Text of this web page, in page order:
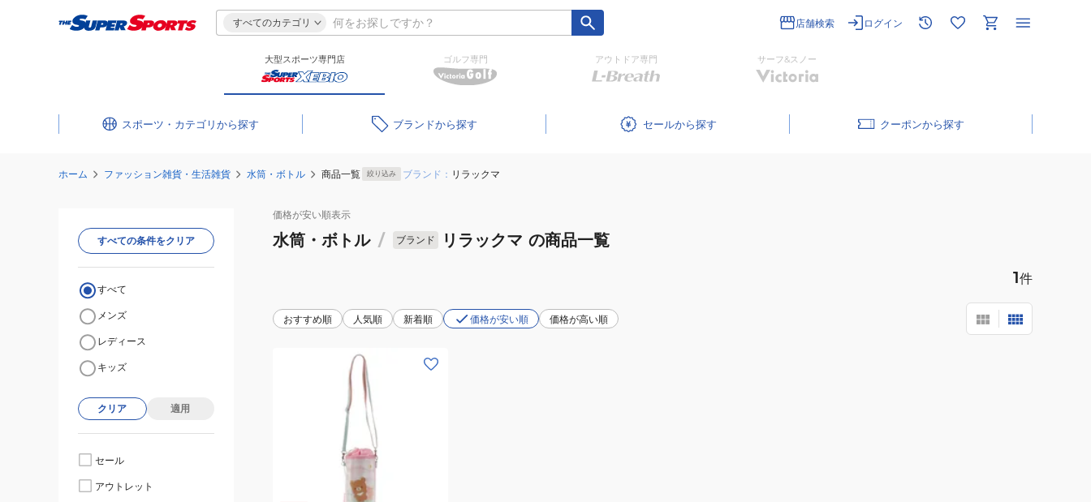
すべてのカテゴリ 店舗検索 ログイン
大型スポーツ専門店 ゴルフ専門 アウトドア専門 サーフ&スノー
スポーツ・カテゴリ ブランド セール クーポン
ホーム ファッション雑貨・生活雑貨 水筒・ボトル 商品一覧 絞り込み ブランド： リラックマ
価格が安い順表示
水筒・ボトル / ブランド リラックマ の商品一覧
1件
おすすめ順 人気順 新着順 価格が安い順 価格が高い順
すべての条件をクリア
すべて
メンズ
レディース
キッズ
クリア 適用
セール
アウトレット